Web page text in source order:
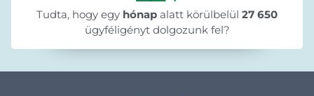
Tudta, hogy egy hónap alatt körülbelül 27 650
ügyféligényt dolgozunk fel?